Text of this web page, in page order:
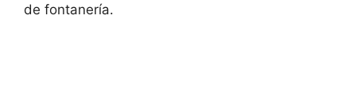
de fontanería.